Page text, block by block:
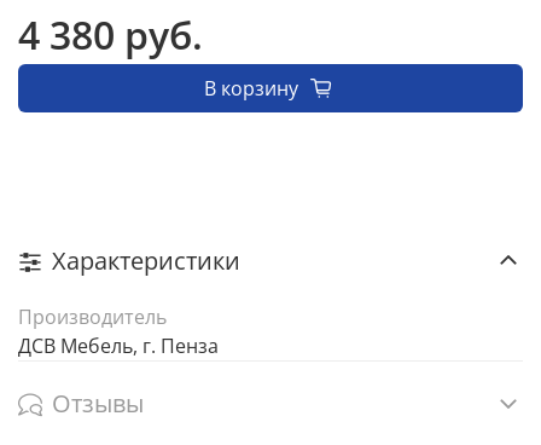
4 380 руб.
В корзину
Характеристики
Производитель
ДСВ Мебель, г. Пенза
Отзывы